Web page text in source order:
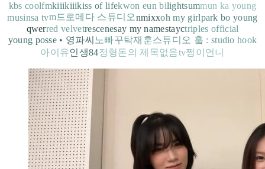
kbs coolfmkiiikiiikiss of lifekwon eun bilightsummun ka young
musinsa tvm드로메다 스튜디오nmixxoh my girlpark bo young
qwerred velvetrescenesay my namestayctriples official
young posse • 영파씨 노빠꾸탁재훈스튜디오 훜 : studio hook
아이유인생84정형돈의 제목없음tv쩡이언니